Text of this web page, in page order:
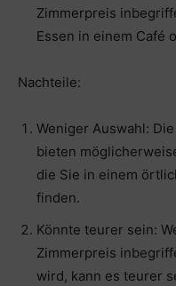
Zimmerpreis
Essen in einem Café
Nachteile:
Weniger Auswahl:
bieten
die Sie in einem
finden.
Könnte teurer sein:
Zimmerpreis
wird, kann es teurer